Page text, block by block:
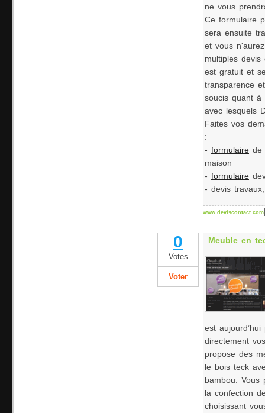
ne vous
Ce formulaire
sera ensuite
et vous
multiples
est gratuit et
transparence
soucis quant à
avec lesquels
Faites vos
:
- formulaire de
maison
- formulaire
- devis
www.deviscontact.com
0
Votes
Voter
Meuble en
est
directement
propose des
le bois teck
bambou. Vous
la confection
choisissant